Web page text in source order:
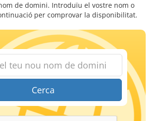
de domini. Introduïu el vostre nom o
per comprovar la disponibilitat.
Cerca